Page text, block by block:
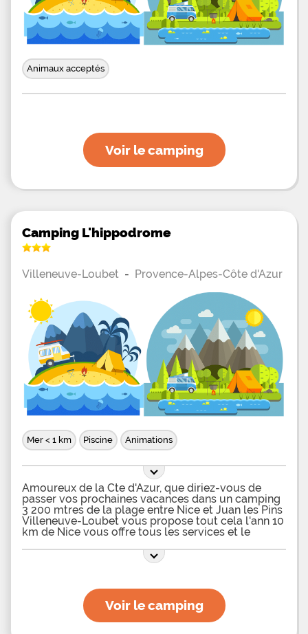
Animaux acceptés
Voir le camping
Camping L'hippodrome
Villeneuve-Loubet - Provence-Alpes-Côte d'Azur
Mer < 1 km Piscine Animations
Amoureux de la Cte d'Azur, que diriez-vous de
passer vos prochaines vacances dans un camping
3 200 mtres de la plage entre Nice et Juan les Pins
Villeneuve-Loubet vous propose tout cela l'ann 10
km de Nice vous offre tous les services et le
russies en famille ou entre amis. Un camping 3
toiles avec piscine au bord de la plage sur la Cte
rejoindrez la plage en 5 minutes de marche. Vous
trouverez aussi sur le camping une piscine de
plein air recouvrable selon les saisons. La piscine
comporte des banquettes massantes et est
Voir le camping